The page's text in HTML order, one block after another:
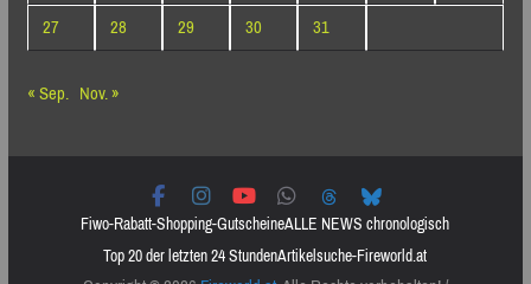
27
28 29 30
31
« Sep. Nov. »
Fiwo-Rabatt-Shopping-GutscheineALLE NEWS chronologisch
Top 20 der letzten 24 StundenArtikelsuche-Fireworld.at